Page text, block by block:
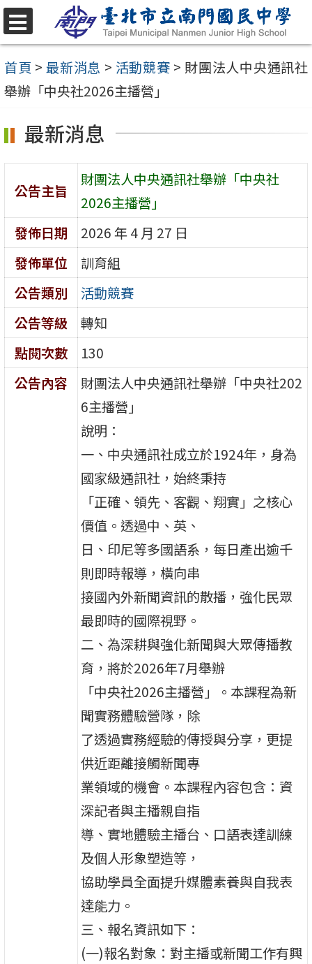
跳
至
主
要
容
選
單
首頁 > 最新消息 > 活動競賽 > 財團法人中央通訊社
舉辦「中央社2026主播營」
最新消息
公告主旨
財團法人中央通訊社舉辦「中央社
2026主播營」
發佈日期
2026 年 4 月 27 日
發佈單位
訓育組
公告類別
活動競賽
公告等級
轉知
點閱次數
130
公告內容
財團法人中央通訊社舉辦「中央社202
6主播營」
說明：
一、中央通訊社成立於1924年，身為
國家級通訊社，始終秉持
「正確、領先、客觀、翔實」之核心
價值。透過中、英、
日、印尼等多國語系，每日產出逾千
則即時報導，橫向串
接國內外新聞資訊的散播，強化民眾
最即時的國際視野。
二、為深耕與強化新聞與大眾傳播教
育，將於2026年7月舉辦
「中央社2026主播營」。本課程為新
聞實務體驗營隊，除
了透過實務經驗的傳授與分享，更提
供近距離接觸新聞專
業領域的機會。本課程內容包含：資
深記者與主播親自指
導、實地體驗主播台、口語表達訓練
及個人形象塑造等，
協助學員全面提升媒體素養與自我表
達能力。
三、報名資訊如下：
(一)報名對象：對主播或新聞工作有興